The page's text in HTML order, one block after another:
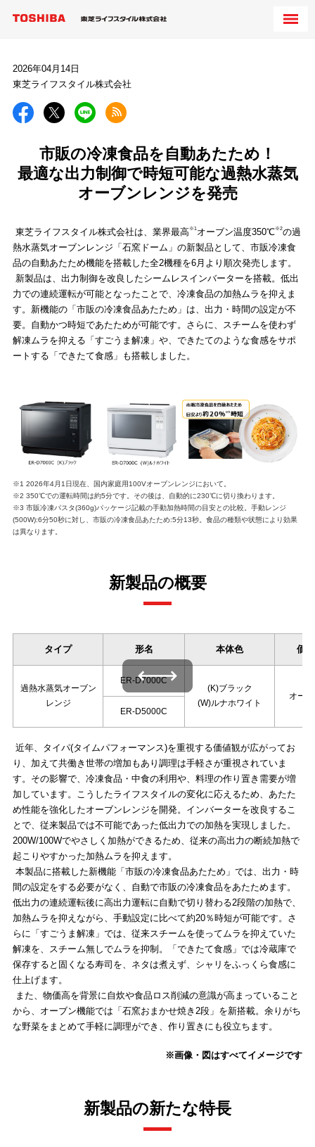
市販の冷凍食品を自動あたため！
最適な出力制御で時短可能な過熱水蒸気
オーブンレンジを発売
2026年04月14日
東芝ライフスタイル株式会社
東芝ライフスタイル株式会社は、業界最高※1 オーブン温度350℃※2の過
熱水蒸気オーブンレンジ「石窯ドーム」の新製品として、市販冷凍食
品の自動あたため機能を搭載した全2機種を6月より順次発売します。
新製品は、出力制御を改良したシームレスインバーターを搭載。低出
力での連続運転が可能となったことで、冷凍食品の加熱ムラを抑えま
す。新機能の「市販の冷凍食品あたため」は、出力・時間の設定が不
要。自動かつ時短であたためが可能です。さらに、スチームを使わず
解凍ムラを抑える「すごうま解凍」や、できたてのような食感をサポ
ートする「できたて食感」も搭載しました。
※1 2026年4月1日現在、国内家庭用100Vオーブンレンジにおいて。
※2 350℃での運転時間は約5分です。その後は、自動的に230℃に切り換わります。
※3 市販冷凍パスタ(360g)パッケージ記載の手動加熱時間の目安との比較。手動レンジ
(500W):6分50秒に対し、市販の冷凍食品あたため:5分13秒。食品の種類や状態により効果
は異なります。
新製品の概要
タイプ 形名 本体色 価格
過熱水蒸気オーブン
レンジ
ER-D7000C
(K)ブラック
(W)ルナホワイト
オー
ER-D5000C
近年、タイパ(タイムパフォーマンス)を重視する価値観が広がってお
り、加えて共働き世帯の増加もあり調理は手軽さが重視されていま
す。その影響で、冷凍食品・中食の利用や、料理の作り置き需要が増
加しています。こうしたライフスタイルの変化に応えるため、あたた
め性能を強化したオーブンレンジを開発。インバーターを改良するこ
とで、従来製品では不可能であった低出力での加熱を実現しました。
200W/100Wでやさしく加熱ができるため、従来の高出力の断続加熱で
起こりやすかった加熱ムラを抑えます。
本製品に搭載した新機能「市販の冷凍食品あたため」では、出力・時
間の設定をする必要がなく、自動で市販の冷凍食品をあたためます。
低出力の連続運転後に高出力運転に自動で切り替わる2段階の加熱で、
加熱ムラを抑えながら、手動設定に比べて約20％時短が可能です。さ
らに「すごうま解凍」では、従来スチームを使ってムラを抑えていた
解凍を、スチーム無しでムラを抑制。「できたて食感」では冷蔵庫で
保存すると固くなる寿司を、ネタは煮えず、シャリをふっくら食感に
仕上げます。
また、物価高を背景に自炊や食品ロス削減の意識が高まっていること
から、オーブン機能では「石窯おまかせ焼き2段」を新搭載。余りがち
な野菜をまとめて手軽に調理ができ、作り置きにも役立ちます。
※画像・図はすべてイメージです
新製品の新たな特長